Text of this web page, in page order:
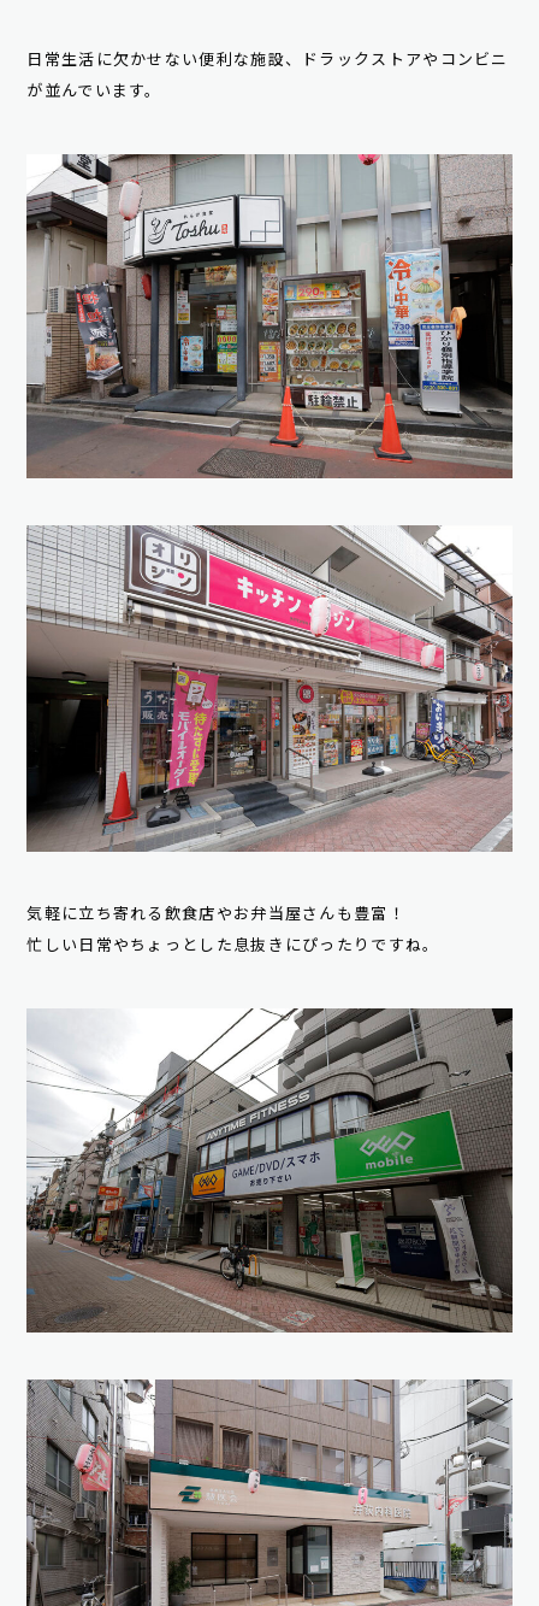
日常生活に欠かせない便利な施設、ドラックストアやコンビニ
が並んでいます。
気軽に立ち寄れる飲食店やお弁当屋さんも豊富！
忙しい日常やちょっとした息抜きにぴったりですね。